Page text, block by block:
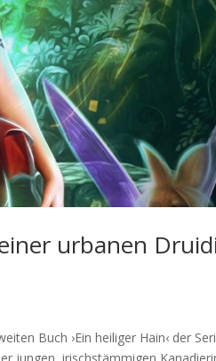
urbanen
Buch ›Ein heiliger Hain‹ der